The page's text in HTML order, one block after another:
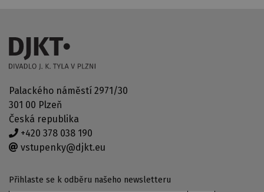
Palackého náměstí 2971/30
301 00 Plzeň
Česká republika
+420 378 038 190
vstupenky@djkt.eu
Přihlaste se k odběru našeho newsletteru